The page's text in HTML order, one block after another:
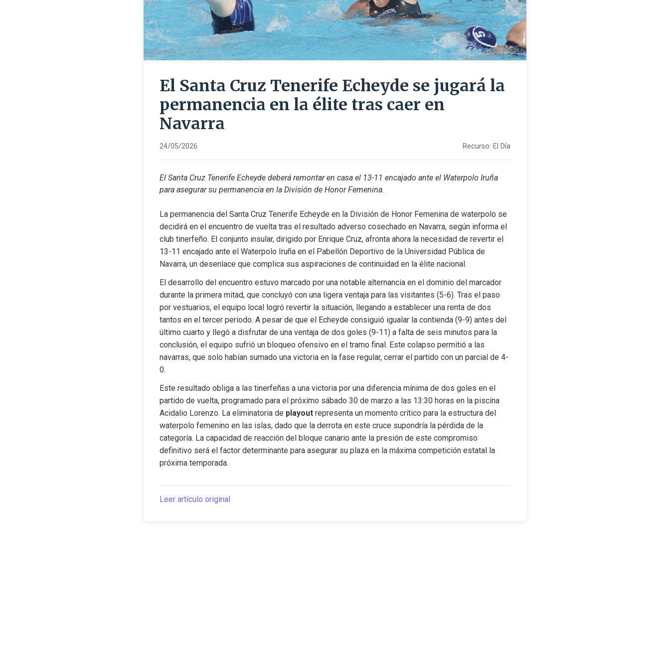
El Santa Cruz Tenerife Echeyde se jugará la
permanencia en la élite tras caer en
Navarra
24/05/2026 Recurso: El Día
El Santa Cruz Tenerife Echeyde deberá remontar en casa el 13-11 encajado ante el Waterpolo Iruña
para asegurar su permanencia en la División de Honor Femenina.
La permanencia del Santa Cruz Tenerife Echeyde en la División de Honor Femenina de waterpolo se
decidirá en el encuentro de vuelta tras el resultado adverso cosechado en Navarra, según informa el
club tinerfeño. El conjunto insular, dirigido por Enrique Cruz, afronta ahora la necesidad de revertir el
13-11 encajado ante el Waterpolo Iruña en el Pabellón Deportivo de la Universidad Pública de
Navarra, un desenlace que complica sus aspiraciones de continuidad en la élite nacional.
El desarrollo del encuentro estuvo marcado por una notable alternancia en el dominio del marcador
durante la primera mitad, que concluyó con una ligera ventaja para las visitantes (5-6). Tras el paso
por vestuarios, el equipo local logró revertir la situación, llegando a establecer una renta de dos
tantos en el tercer periodo. A pesar de que el Echeyde consiguió igualar la contienda (9-9) antes del
último cuarto y llegó a disfrutar de una ventaja de dos goles (9-11) a falta de seis minutos para la
conclusión, el equipo sufrió un bloqueo ofensivo en el tramo final. Este colapso permitió a las
navarras, que solo habían sumado una victoria en la fase regular, cerrar el partido con un parcial de 4-
0.
Este resultado obliga a las tinerfeñas a una victoria por una diferencia mínima de dos goles en el
partido de vuelta, programado para el próximo sábado 30 de marzo a las 13:30 horas en la piscina
Acidalio Lorenzo. La eliminatoria de playout representa un momento crítico para la estructura del
waterpolo femenino en las islas, dado que la derrota en este cruce supondría la pérdida de la
categoría. La capacidad de reacción del bloque canario ante la presión de este compromiso
definitivo será el factor determinante para asegurar su plaza en la máxima competición estatal la
próxima temporada.
Leer artículo original